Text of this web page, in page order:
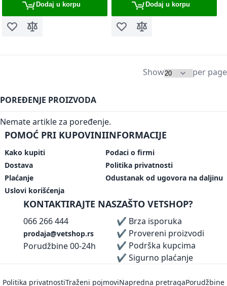
Dodaj u korpu
Dodaj u listu želja
Dodaj za poređenje
Dodaj u korpu
Dodaj u listu želja
Dodaj za poređenje
Show per page
POREĐENJE PROIZVODA
Nemate artikle za poređenje.
POMOĆ PRI KUPOVINI
Kako kupiti
Dostava
Plaćanje
Uslovi korišćenja
INFORMACIJE
Podaci o firmi
Politika privatnosti
Odustanak od ugovora na daljinu
KONTAKTIRAJTE NAS
066 266 444
prodaja@vetshop.rs
Porudžbine 00-24h
ZAŠTO VETSHOP?
✔ Brza isporuka
✔ Provereni proizvodi
✔ Podrška kupcima
✔ Sigurno plaćanje
Politika privatnostiTraženi pojmoviNapredna pretragaPorudžbine